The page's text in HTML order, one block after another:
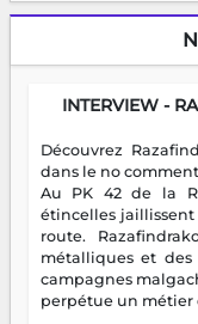
INTERVIEW -
Découvrez
dans le no
Au PK 42 de la
étincelles
route.
métalliques et
campagnes
perpétue un métier